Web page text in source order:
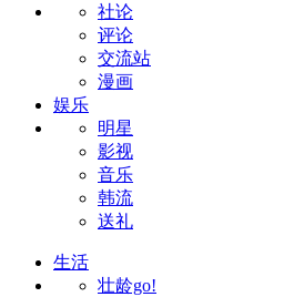
社论
评论
交流站
漫画
娱乐
明星
影视
音乐
韩流
送礼
生活
壮龄go!